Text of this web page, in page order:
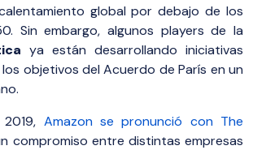
global por debajo de los
Sin embargo, algunos players de la
ya están desarrollando iniciativas
objetivos del Acuerdo de París en un
Amazon se pronunció con The
compromiso entre distintas empresas